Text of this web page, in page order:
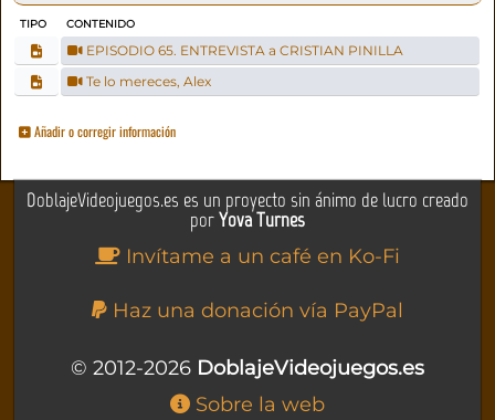
TIPO CONTENIDO
EPISODIO 65. ENTREVISTA a CRISTIAN PINILLA
Te lo mereces, Alex
Añadir o corregir información
DoblajeVideojuegos.es es un proyecto sin ánimo de lucro creado
porYova Turnes
Invítame a un café en Ko-Fi
Haz una donación vía PayPal
© 2012-2026 DoblajeVideojuegos.es
Sobre la web